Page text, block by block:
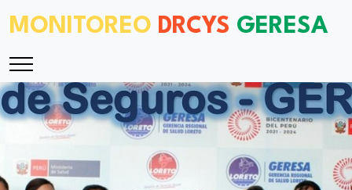
MONITOREO DRCYS GERESA